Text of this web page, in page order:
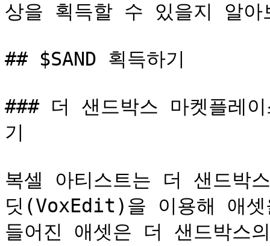
상을 획득할 수 있을지 알아
## $SAND 획득하기
### 더 샌드박스 마켓플레
기
복셀 아티스트는 더 샌드박
딧(VoxEdit)을 이용해 애
들어진 애셋은 더 샌드박스